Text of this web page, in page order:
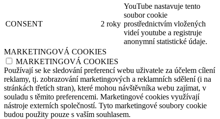
CONSENT 2 roky
YouTube nastavuje tento
soubor cookie
prostřednictvím vložených
videí youtube a registruje
anonymní statistické údaje.
MARKETINGOVÁ COOKIES
MARKETINGOVÁ COOKIES
Používají se ke sledování preferencí webu uživatele za účelem cílení
reklamy, tj. zobrazování marketingových a reklamních sdělení (i na
stránkách třetích stran), které mohou návštěvníka webu zajímat, v
souladu s těmito preferencemi. Marketingové cookies využívají
nástroje externích společností. Tyto marketingové soubory cookie
budou použity pouze s vaším souhlasem.